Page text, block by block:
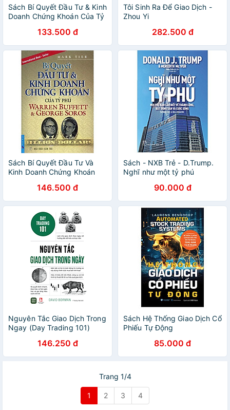
Sách Bí Quyết Đầu Tư & Kinh
Doanh Chứng Khoán Của Tỷ
George Soros (Tái Bản)
133.500 đ
Tôi Sinh Ra Để Giao Dịch -
Zhou Yi
282.500 đ
Sách Bí Quyết Đầu Tư Và
Kinh Doanh Chứng Khoán
Và George Soros (Tái Bản)
146.500 đ
Sách - NXB Trẻ - D.Trump.
Nghĩ như một tỷ phú
90.000 đ
Nguyên Tắc Giao Dịch Trong
Ngay (Day Trading 101)
146.250 đ
Sách Hệ Thống Giao Dịch Cổ
Phiếu Tự Động
85.000 đ
Trang 1/4
1 2 3 4